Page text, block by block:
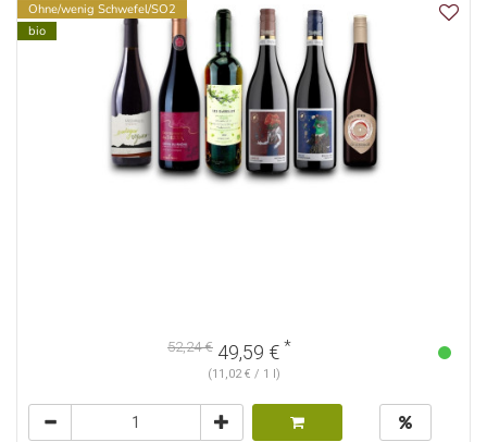
Ohne/wenig Schwefel/SO2
bio
52,24 € 49,59 € *
(11,02 € / 1 l)